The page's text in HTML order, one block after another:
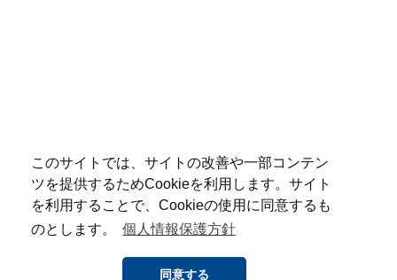
このサイトでは、サイトの改善や一部コンテン
ツを提供するためCookieを利用します。サイト
を利用することで、Cookieの使用に同意するも
のとします。
個人情報保護方針
同意する